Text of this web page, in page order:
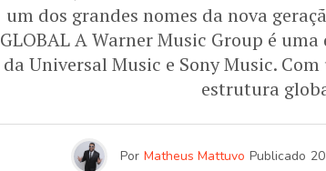
um dos grandes nomes da nova
GLOBAL A Warner Music Group é
da Universal Music e Sony Music.
estrutura
Por Matheus Mattuvo Publicado